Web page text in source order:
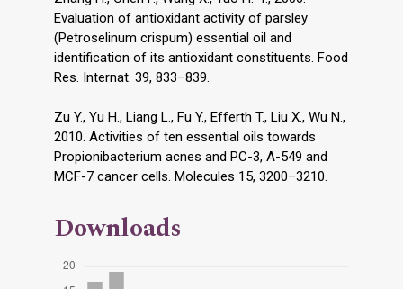
Evaluation of antioxidant activity of parsley
(Petroselinum crispum) essential oil and
identification of its antioxidant constituents. Food
Res. Internat. 39, 833–839.
Zu Y., Yu H., Liang L., Fu Y., Efferth T., Liu X., Wu N.,
2010. Activities of ten essential oils towards
Propionibacterium acnes and PC-3, A-549 and
MCF-7 cancer cells. Molecules 15, 3200–3210.
Downloads